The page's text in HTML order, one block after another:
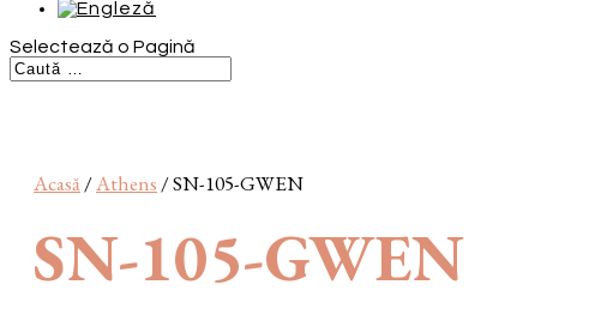
Selectează o Pagină
Acasă/Athens / SN-105-GWEN
SN-105-GWEN